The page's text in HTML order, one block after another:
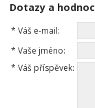
Dotazy a
* Váš e-mail:
* Vaše jméno:
* Váš příspěvek: